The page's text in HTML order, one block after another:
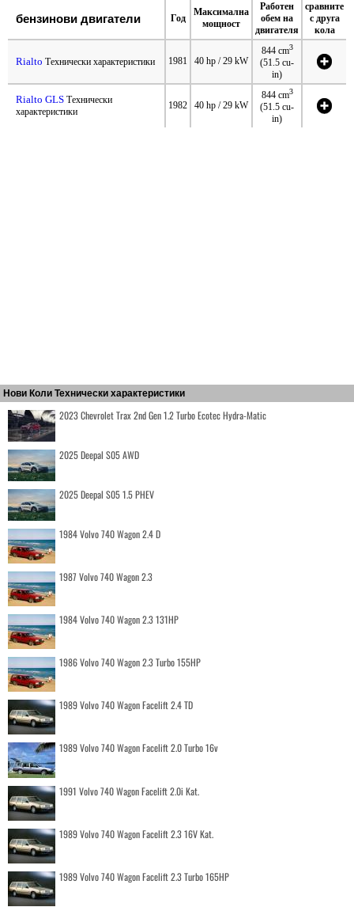
бензинови двигатели Год
Максимална
мощност
Работен
обем на
двигателя
сравните
с друга
кола
Rialto Технически характеристики 1981 40 hp / 29 kW
844 cm3
(51.5 cu-
in)
Rialto GLS Технически
характеристики
1982 40 hp / 29 kW
844 cm3
(51.5 cu-
in)
Нови Коли Технически характеристики
2023 Chevrolet Trax 2nd Gen 1.2 Turbo Ecotec Hydra-Matic
2025 Deepal S05 AWD
2025 Deepal S05 1.5 PHEV
1984 Volvo 740 Wagon 2.4 D
1987 Volvo 740 Wagon 2.3
1984 Volvo 740 Wagon 2.3 131HP
1986 Volvo 740 Wagon 2.3 Turbo 155HP
1989 Volvo 740 Wagon Facelift 2.4 TD
1989 Volvo 740 Wagon Facelift 2.0 Turbo 16v
1991 Volvo 740 Wagon Facelift 2.0i Kat.
1989 Volvo 740 Wagon Facelift 2.3 16V Kat.
1989 Volvo 740 Wagon Facelift 2.3 Turbo 165HP